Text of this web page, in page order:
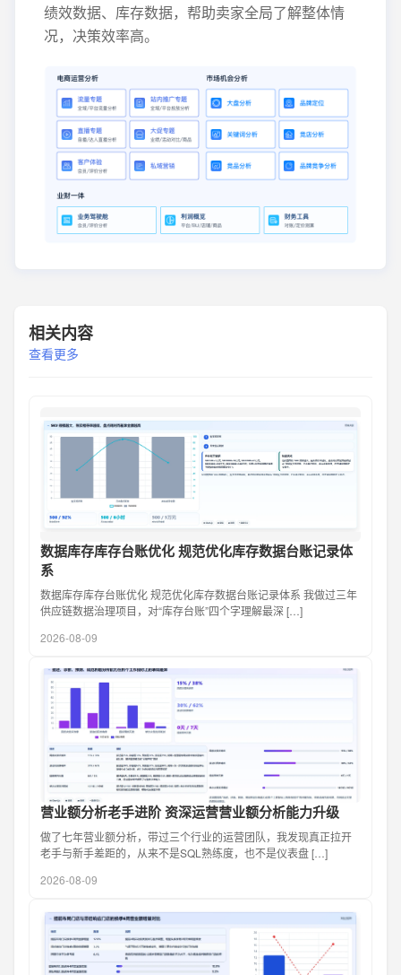
绩效数据、库存数据，帮助卖家全局了解整体情
况，决策效率高。
相关内容
查看更多
数据库存库存台账优化 规范优化库存数据台账记录体
系
数据库存库存台账优化 规范优化库存数据台账记录体系 我做过三年
供应链数据治理项目，对“库存台账”四个字理解最深 […]
2026-08-09
营业额分析老手进阶 资深运营营业额分析能力升级
做了七年营业额分析，带过三个行业的运营团队，我发现真正拉开
老手与新手差距的，从来不是SQL熟练度，也不是仪表盘 […]
2026-08-09